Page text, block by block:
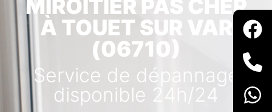
MIROITIER PAS CHER
À TOUET SUR VAR
(06710)
Service de dépannage
disponible 24h/24